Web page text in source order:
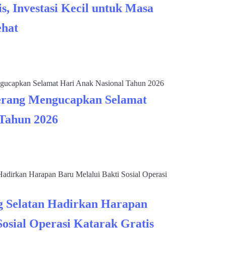
Investasi Kecil untuk Masa
Mengucapkan Selamat
2026
Selatan Hadirkan Harapan
Operasi Katarak Gratis